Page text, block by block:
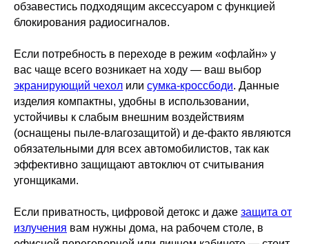
обзавестись подходящим аксессуаром с функцией
блокирования радиосигналов.
Если потребность в переходе в режим «офлайн» у
вас чаще всего возникает на ходу — ваш выбор
экранирующий чехол или сумка-кроссбоди. Данные
изделия компактны, удобны в использовании,
устойчивы к слабым внешним воздействиям
(оснащены пыле-влагозащитой) и де-факто являются
обязательными для всех автомобилистов, так как
эффективно защищают автоключ от считывания
угонщиками.
Если приватность, цифровой детокс и даже защита от
излучения вам нужны дома, на рабочем столе, в
Все товары
Сумки
Боксы
Аксессуары
Ткани
МАГАЗИН